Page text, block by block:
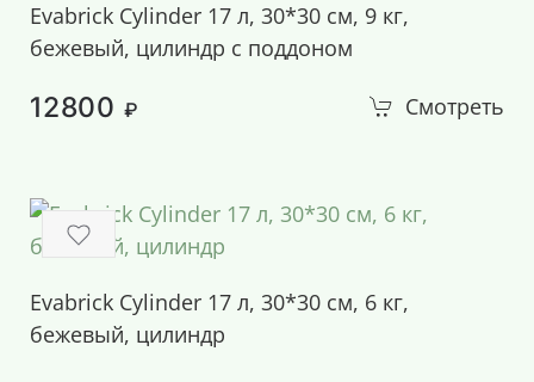
Evabrick Cylinder 17 л, 30*30 см, 9 кг,
бежевый, цилиндр с поддоном
12800 ₽ Смотреть
Evabrick Cylinder 17 л, 30*30 см, 6 кг,
бежевый, цилиндр